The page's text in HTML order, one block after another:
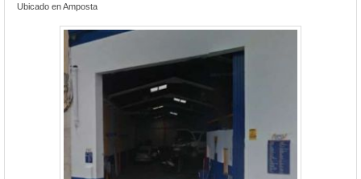
Ubicado en Amposta